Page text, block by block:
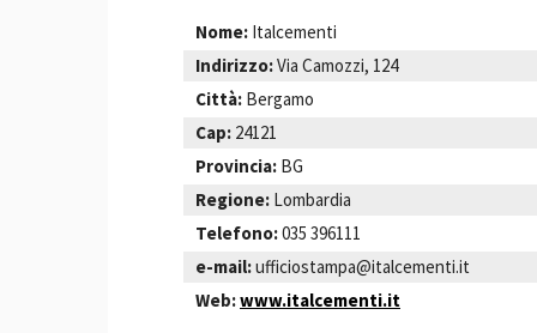
Nome: Italcementi
Indirizzo:Via Camozzi, 124
Città: Bergamo
Cap: 24121
Provincia: BG
Regione: Lombardia
Telefono:035 396111
e-mail:ufficiostampa@italcementi.it
Web:www.italcementi.it